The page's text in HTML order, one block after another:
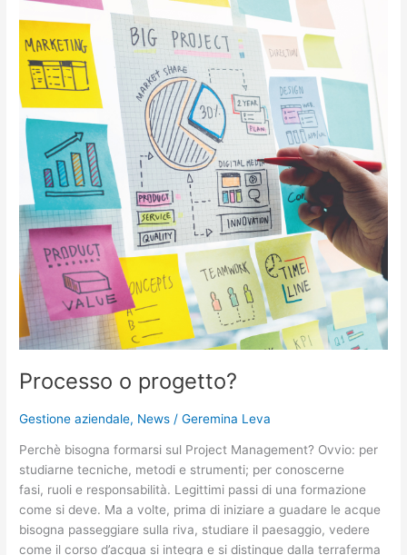
Processo o progetto?
Gestione aziendale, News /Geremina Leva
​Perchè bisogna formarsi sul Project Management? ​Ovvio: per
studiarne tecniche, metodi e strumenti; per conoscerne ​
fasi, ruoli e responsabilità. Legittimi passi di una formazione
come si deve. Ma​ a volte, prima di iniziare a ​​guadare le acque
bisogna passeggiare sulla riva, studiare il paesaggio, vedere
come il corso d’acqua si integra e si distingue dalla terraferma